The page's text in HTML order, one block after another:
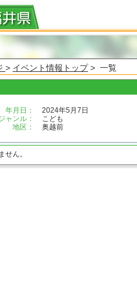
> イベント情報トップ> 一覧
年月日：
2024年5月7日
ャンル：
こども
地区：
奥越前
せん。